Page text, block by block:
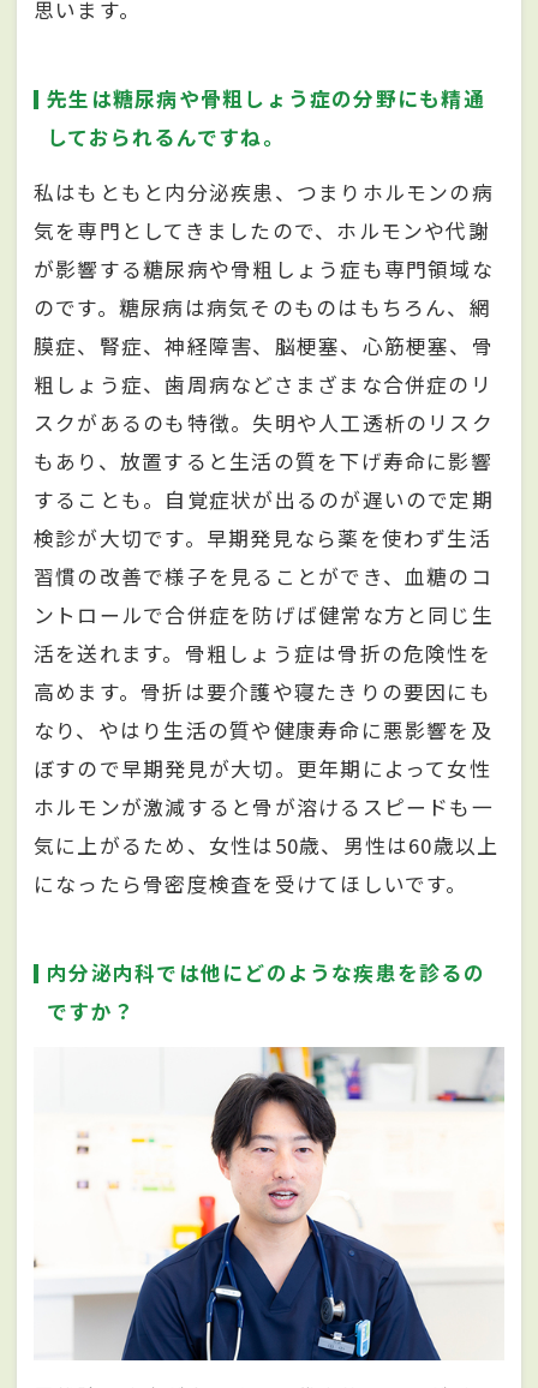
思います。
先生は糖尿病や骨粗しょう症の分野にも精通
しておられるんですね。
私はもともと内分泌疾患、つまりホルモンの病
気を専門としてきましたので、ホルモンや代謝
が影響する糖尿病や骨粗しょう症も専門領域な
のです。糖尿病は病気そのものはもちろん、網
膜症、腎症、神経障害、脳梗塞、心筋梗塞、骨
粗しょう症、歯周病などさまざまな合併症のリ
スクがあるのも特徴。失明や人工透析のリスク
もあり、放置すると生活の質を下げ寿命に影響
することも。自覚症状が出るのが遅いので定期
検診が大切です。早期発見なら薬を使わず生活
習慣の改善で様子を見ることができ、血糖のコ
ントロールで合併症を防げば健常な方と同じ生
活を送れます。骨粗しょう症は骨折の危険性を
高めます。骨折は要介護や寝たきりの要因にも
なり、やはり生活の質や健康寿命に悪影響を及
ぼすので早期発見が大切。更年期によって女性
ホルモンが激減すると骨が溶けるスピードも一
気に上がるため、女性は50歳、男性は60歳以上
になったら骨密度検査を受けてほしいです。
内分泌内科では他にどのような疾患を診るの
ですか？